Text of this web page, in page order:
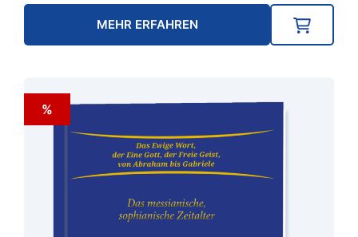
MEHR ERFAHREN
%